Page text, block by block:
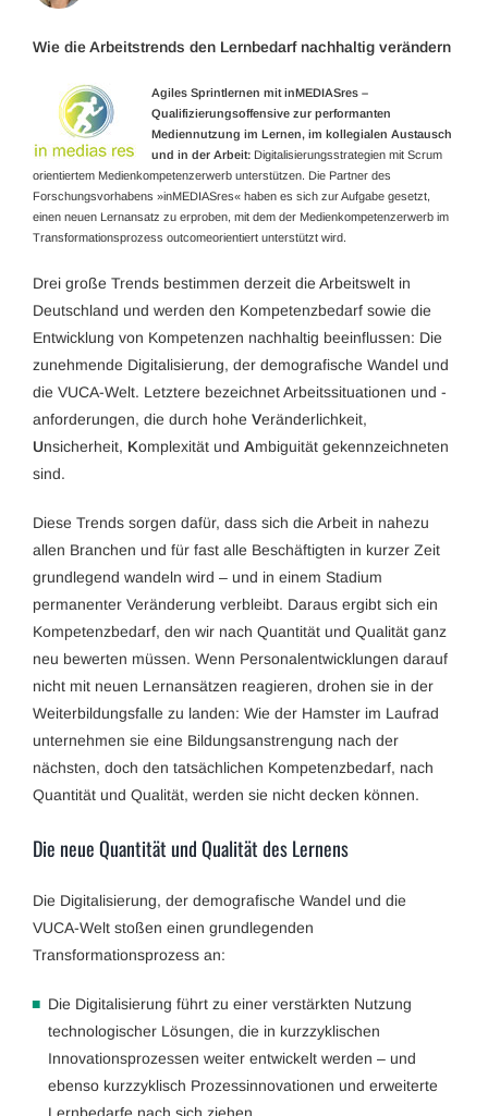
Wie die Arbeitstrends den Lernbedarf nachhaltig verändern
Agiles Sprintlernen mit inMEDIASres –
Qualifizierungsoffensive zur performanten
Mediennutzung im Lernen, im kollegialen Austausch
und in der Arbeit: Digitalisierungsstrategien mit Scrum
orientiertem Medienkompetenzerwerb unterstützen. Die Partner des
Forschungsvorhabens »inMEDIASres« haben es sich zur Aufgabe gesetzt,
einen neuen Lernansatz zu erproben, mit dem der Medienkompetenzerwerb im
Transformationsprozess outcomeorientiert unterstützt wird.
Drei große Trends bestimmen derzeit die Arbeitswelt in
Deutschland und werden den Kompetenzbedarf sowie die
Entwicklung von Kompetenzen nachhaltig beeinflussen: Die
zunehmende Digitalisierung, der demografische Wandel und
die VUCA-Welt. Letztere bezeichnet Arbeitssituationen und -
anforderungen, die durch hohe Veränderlichkeit,
Unsicherheit, Komplexität und Ambiguität gekennzeichneten
sind.
Diese Trends sorgen dafür, dass sich die Arbeit in nahezu
allen Branchen und für fast alle Beschäftigten in kurzer Zeit
grundlegend wandeln wird – und in einem Stadium
permanenter Veränderung verbleibt. Daraus ergibt sich ein
Kompetenzbedarf, den wir nach Quantität und Qualität ganz
neu bewerten müssen. Wenn Personalentwicklungen darauf
nicht mit neuen Lernansätzen reagieren, drohen sie in der
Weiterbildungsfalle zu landen: Wie der Hamster im Laufrad
unternehmen sie eine Bildungsanstrengung nach der
nächsten, doch den tatsächlichen Kompetenzbedarf, nach
Quantität und Qualität, werden sie nicht decken können.
Die neue Quantität und Qualität des Lernens
Die Digitalisierung, der demografische Wandel und die
VUCA-Welt stoßen einen grundlegenden
Transformationsprozess an:
Die Digitalisierung führt zu einer verstärkten Nutzung
technologischer Lösungen, die in kurzzyklischen
Innovationsprozessen weiter entwickelt werden – und
ebenso kurzzyklisch Prozessinnovationen und erweiterte